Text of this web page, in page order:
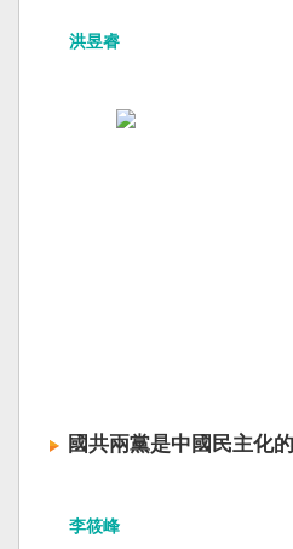
洪昱睿
國共兩黨是中國民主化
李筱峰